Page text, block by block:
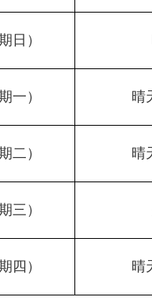
日）
一） 晴
二） 晴
三）
四） 晴